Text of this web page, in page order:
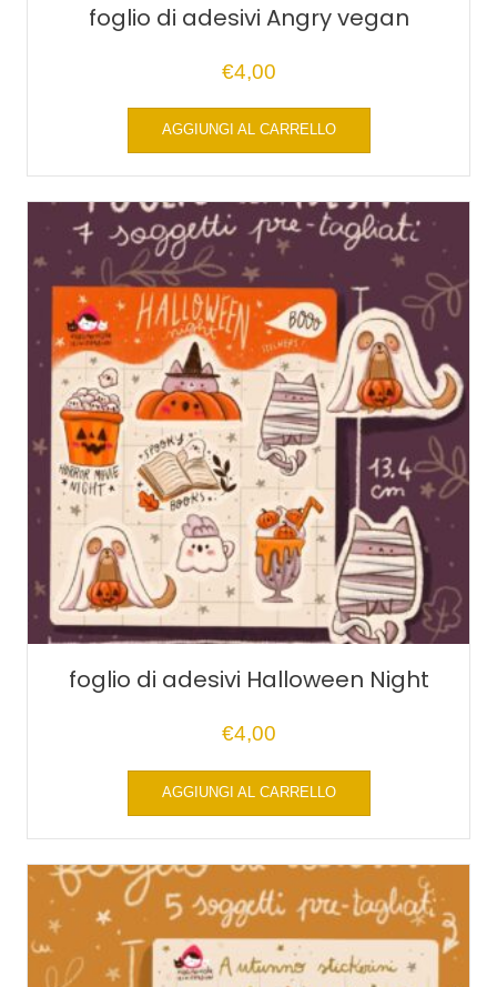
foglio di adesivi Angry vegan
€4,00
AGGIUNGI AL CARRELLO
foglio di adesivi Halloween Night
€4,00
AGGIUNGI AL CARRELLO